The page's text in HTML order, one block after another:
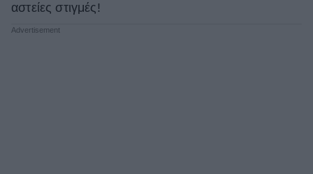
αστείες στιγμές!